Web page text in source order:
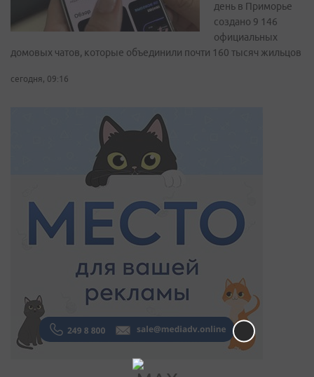
день в Приморье
создано 9 146
официальных
домовых чатов, которые объединили почти 160 тысяч жильцов
сегодня, 09:16